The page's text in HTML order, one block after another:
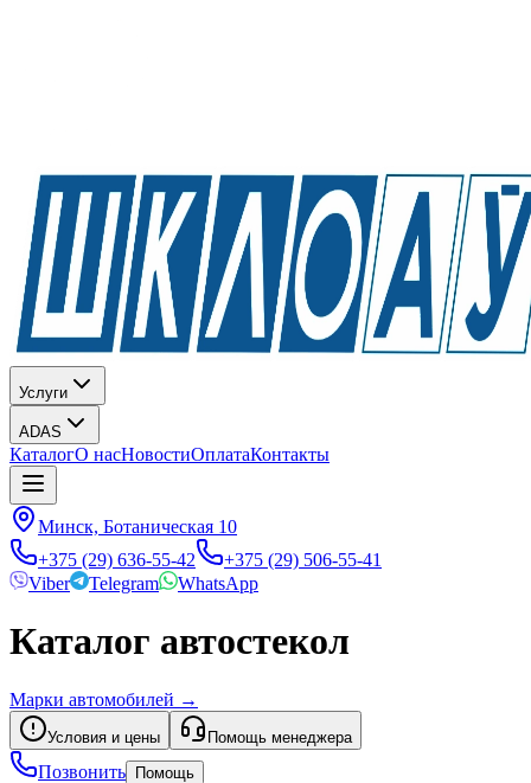
Услуги
ADAS
КаталогО насНовостиОплатаКонтакты
Минск, Ботаническая 10
+375 (29) 636-55-42
+375 (29) 506-55-41
Viber
Telegram WhatsApp
Каталог автостекол
Марки автомобилей →
Условия и цены Помощь менеджера
Позвонить Помощь